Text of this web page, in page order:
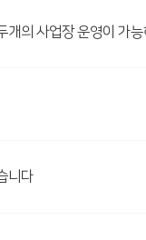
개의 사업장 운영이 가
니다